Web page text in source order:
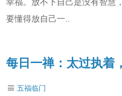
要懂得放自己一..
每日一禅：太过执着
五福临门